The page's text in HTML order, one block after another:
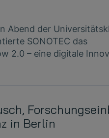
Abend der
SONOTEC das
2.0 – eine digitale
in Berlin